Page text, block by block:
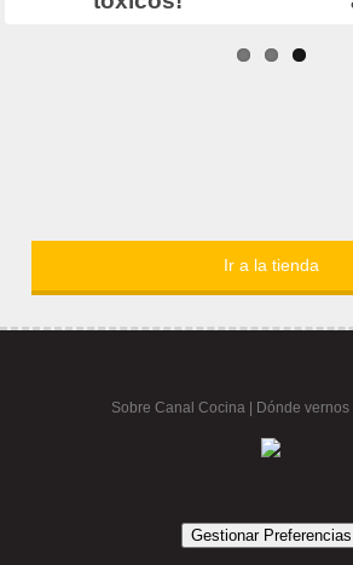
Ir a la tienda
Sobre Canal Cocina Dónde vernos |
Gestionar Preferencias